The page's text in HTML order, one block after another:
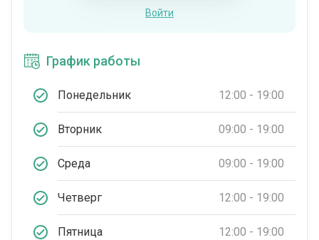
Войти
График работы
Понедельник 12:00 - 19:00
Вторник 09:00 - 19:00
Среда 09:00 - 19:00
Четверг 12:00 - 19:00
Пятница 12:00 - 19:00